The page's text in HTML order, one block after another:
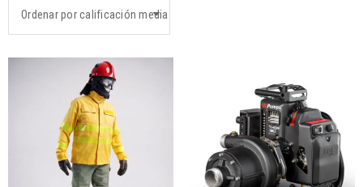
Ordenar por calificación media